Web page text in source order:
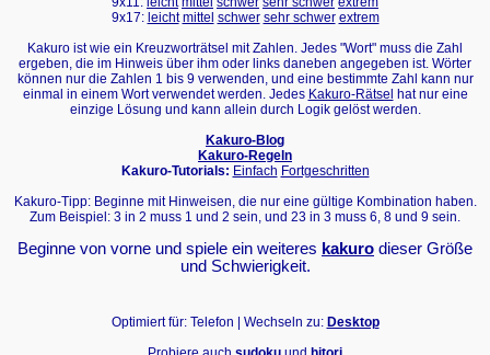
9x17: leicht mittel schwer sehr schwer extrem
Kakuro ist wie ein Kreuzworträtsel mit Zahlen. Jedes "Wort" muss die Zahl
ergeben, die im Hinweis über ihm oder links daneben angegeben ist. Wörter
können nur die Zahlen 1 bis 9 verwenden, und eine bestimmte Zahl kann nur
einmal in einem Wort verwendet werden. Jedes Kakuro-Rätsel hat nur eine
einzige Lösung und kann allein durch Logik gelöst werden.
Kakuro-Blog
Kakuro-Regeln
Kakuro-Tutorials: Einfach Fortgeschritten
Kakuro-Tipp: Beginne mit Hinweisen, die nur eine gültige Kombination haben.
Zum Beispiel: 3 in 2 muss 1 und 2 sein, und 23 in 3 muss 6, 8 und 9 sein.
Beginne von vorne und spiele ein weiteres kakuro dieser Größe
und Schwierigkeit.
Optimiert für: Telefon | Wechseln zu: Desktop